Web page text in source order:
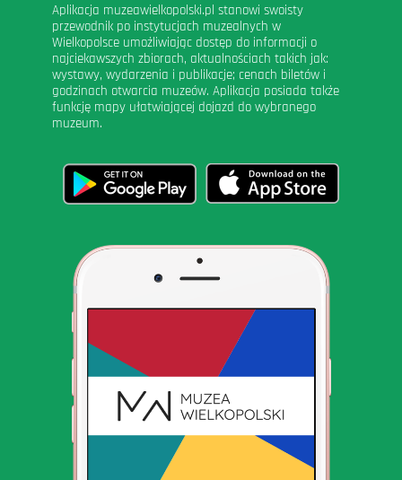
Aplikacja muzeawielkopolski.pl stanowi swoisty
przewodnik po instytucjach muzealnych w
Wielkopolsce umożliwiając dostęp do informacji o
najciekawszych zbiorach, aktualnościach takich jak:
wystawy, wydarzenia i publikacje; cenach biletów i
godzinach otwarcia muzeów. Aplikacja posiada także
funkcję mapy ułatwiającej dojazd do wybranego
muzeum.